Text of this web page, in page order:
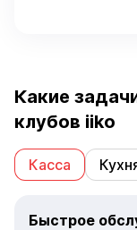
Какие
клубов iiko
Касса
Быстрое